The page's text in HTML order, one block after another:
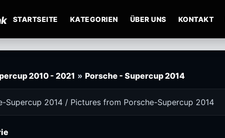
STARTSEITE KATEGORIEN ÜBER UNS KONTAKT
2010 - 2021 » Porsche - Supercup 2014
Supercup 2014 / Pictures from Porsche-Supercup 2014